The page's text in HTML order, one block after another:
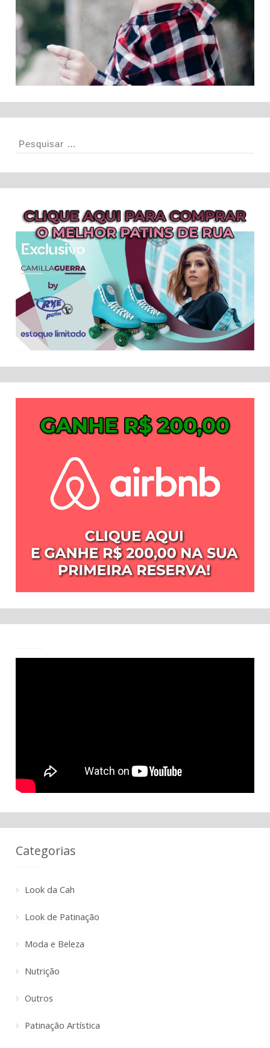
Categorias
Look da Cah
Look de Patinação
Moda e Beleza
Nutrição
Outros
Patinação Artística